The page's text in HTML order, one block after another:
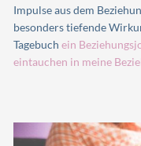
Impulse aus dem
besonders tiefende
Tagebuchein
eintauchen in meine